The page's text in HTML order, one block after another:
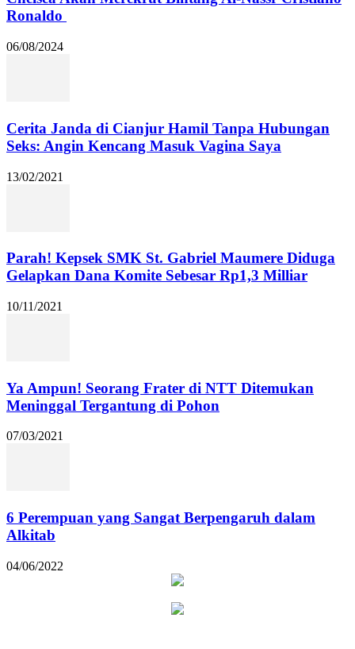
Ronaldo
06/08/2024
Cerita Janda di Cianjur Hamil Tanpa Hubungan
Seks: Angin Kencang Masuk Vagina Saya
13/02/2021
Parah! Kepsek SMK St. Gabriel Maumere Diduga
Gelapkan Dana Komite Sebesar Rp1,3 Milliar
10/11/2021
Ya Ampun! Seorang Frater di NTT Ditemukan
Meninggal Tergantung di Pohon
07/03/2021
6 Perempuan yang Sangat Berpengaruh dalam
Alkitab
04/06/2022